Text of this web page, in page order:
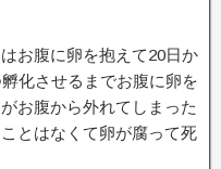
お腹に卵を抱えて20日か
化させるまでお腹に卵を
お腹から外れてしまった
とはなくて卵が腐って死